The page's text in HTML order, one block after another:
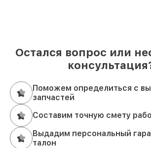
Остался вопрос или
Поможем определиться с
запчастей
Составим точную смету
Выдадим персональный
талон